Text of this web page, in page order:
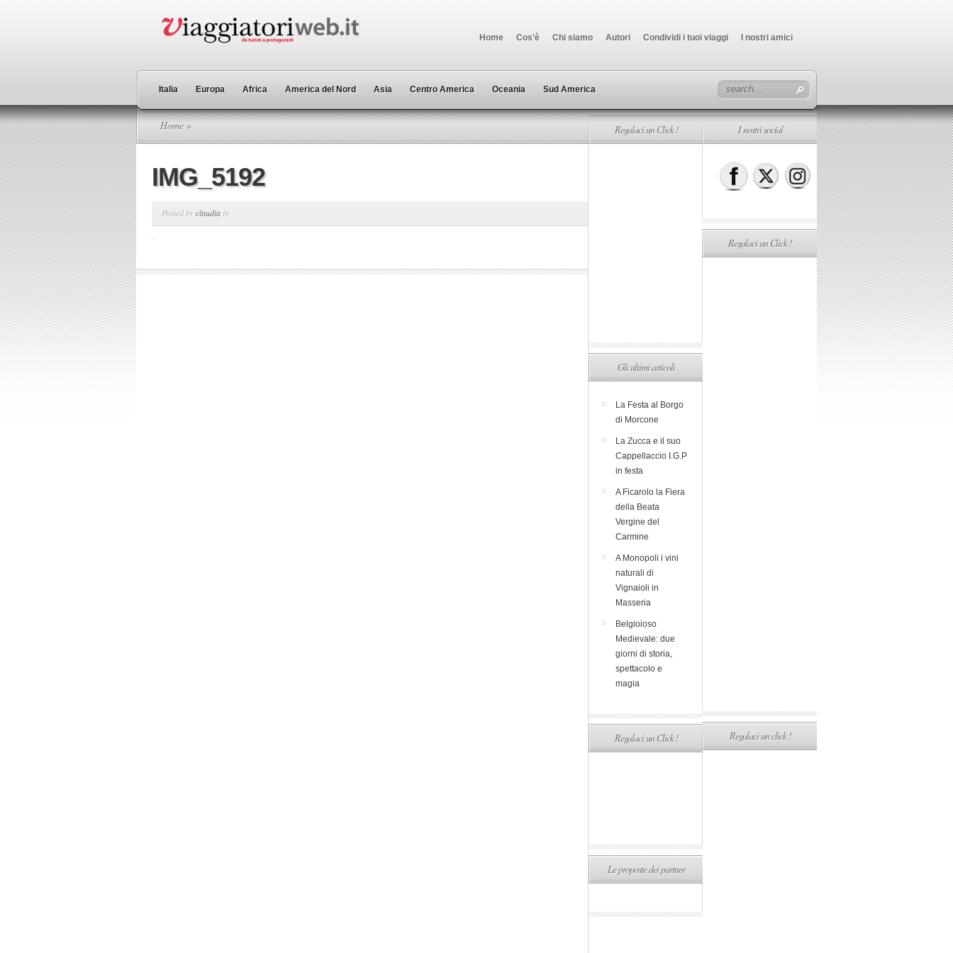
Home Cos’è Chi siamo Autori Condividi i tuoi viaggi I nostri amici
Italia Europa Africa America del Nord Asia Centro America Oceania Sud America
Home »
IMG_5192
Posted byclaudia in
Regalaci un Click !
Gli ultimi articoli
La Festa al Borgo
di Morcone
La Zucca e il suo
Cappellaccio I.G.P
in festa
A Ficarolo la Fiera
della Beata
Vergine del
Carmine
A Monopoli i vini
naturali di
Vignaioli in
Masseria
Belgioioso
Medievale: due
giorni di storia,
spettacolo e
magia
Regalaci un Click !
Le proposte dei partner
I nostri social
Regalaci un Click !
Regalaci un click !